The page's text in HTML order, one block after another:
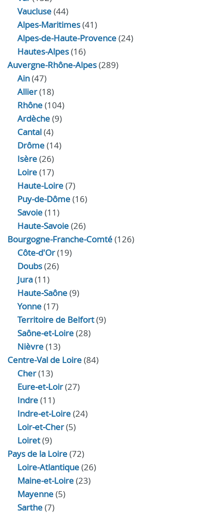
Vaucluse(44)
Alpes-Maritimes(41)
Alpes-de-Haute-Provence(24)
Hautes-Alpes(16)
Auvergne-Rhône-Alpes(289)
Ain(47)
Allier(18)
Rhône(104)
Ardèche(9)
Cantal(4)
Drôme(14)
Isère(26)
Loire(17)
Haute-Loire(7)
Puy-de-Dôme(16)
Savoie(11)
Haute-Savoie(26)
Bourgogne-Franche-Comté(126)
Côte-d'Or(19)
Doubs(26)
Jura(11)
Haute‑Saône(9)
Yonne(17)
Territoire de Belfort(9)
Saône-et-Loire(28)
Nièvre(13)
Centre-Val de Loire(84)
Cher(13)
Eure‑et‑Loir(27)
Indre(11)
Indre‑et‑Loire(24)
Loir‑et‑Cher(5)
Loiret(9)
Pays de la Loire(72)
Loire-Atlantique(26)
Maine-et-Loire(23)
Mayenne(5)
Sarthe(7)